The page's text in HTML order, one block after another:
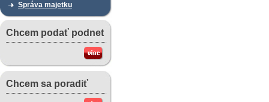
Správa majetku
Chcem podať podnet
Chcem sa poradiť